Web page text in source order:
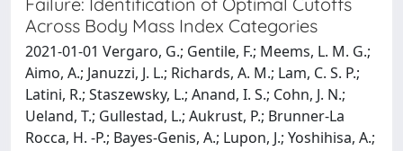
Across Body Mass Index Categories
2021-01-01 Vergaro, G.; Gentile, F.; Meems, L. M. G.;
Aimo, A.; Januzzi, J. L.; Richards, A. M.; Lam, C. S. P.;
Latini, R.; Staszewsky, L.; Anand, I. S.; Cohn, J. N.;
Ueland, T.; Gullestad, L.; Aukrust, P.; Brunner-La
Rocca, H. -P.; Bayes-Genis, A.; Lupon, J.; Yoshihisa, A.;